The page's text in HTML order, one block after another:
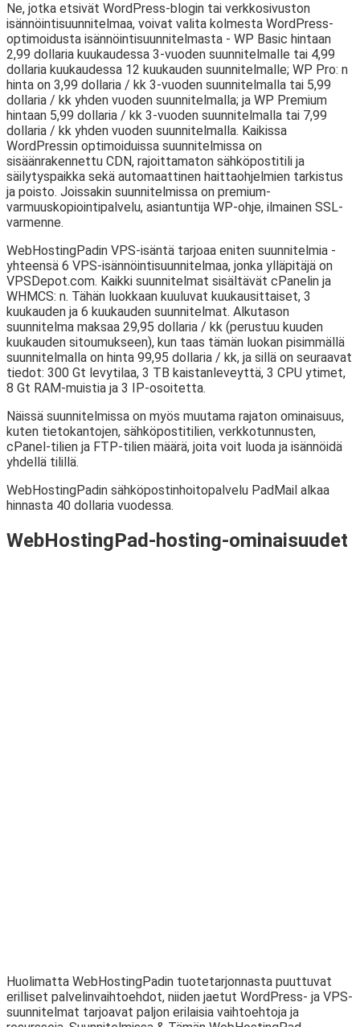
Ne, jotka etsivät WordPress-blogin tai verkkosivuston
isännöintisuunnitelmaa, voivat valita kolmesta WordPress-
optimoidusta isännöintisuunnitelmasta - WP Basic hintaan
2,99 dollaria kuukaudessa 3-vuoden suunnitelmalle tai 4,99
dollaria kuukaudessa 12 kuukauden suunnitelmalle; WP Pro: n
hinta on 3,99 dollaria / kk 3-vuoden suunnitelmalla tai 5,99
dollaria / kk yhden vuoden suunnitelmalla; ja WP Premium
hintaan 5,99 dollaria / kk 3-vuoden suunnitelmalla tai 7,99
dollaria / kk yhden vuoden suunnitelmalla. Kaikissa
WordPressin optimoiduissa suunnitelmissa on
sisäänrakennettu CDN, rajoittamaton sähköpostitili ja
säilytyspaikka sekä automaattinen haittaohjelmien tarkistus
ja poisto. Joissakin suunnitelmissa on premium-
varmuuskopiointipalvelu, asiantuntija WP-ohje, ilmainen SSL-
varmenne.
WebHostingPadin VPS-isäntä tarjoaa eniten suunnitelmia -
yhteensä 6 VPS-isännöintisuunnitelmaa, jonka ylläpitäjä on
VPSDepot.com. Kaikki suunnitelmat sisältävät cPanelin ja
WHMCS: n. Tähän luokkaan kuuluvat kuukausittaiset, 3
kuukauden ja 6 kuukauden suunnitelmat. Alkutason
suunnitelma maksaa 29,95 dollaria / kk (perustuu kuuden
kuukauden sitoumukseen), kun taas tämän luokan pisimmällä
suunnitelmalla on hinta 99,95 dollaria / kk, ja sillä on seuraavat
tiedot: 300 Gt levytilaa, 3 TB kaistanleveyttä, 3 CPU ytimet,
8 Gt RAM-muistia ja 3 IP-osoitetta.
Näissä suunnitelmissa on myös muutama rajaton ominaisuus,
kuten tietokantojen, sähköpostitilien, verkkotunnusten,
cPanel-tilien ja FTP-tilien määrä, joita voit luoda ja isännöidä
yhdellä tilillä.
WebHostingPadin sähköpostinhoitopalvelu PadMail alkaa
hinnasta 40 dollaria vuodessa.
WebHostingPad-hosting-ominaisuudet
Huolimatta WebHostingPadin tuotetarjonnasta puuttuvat
erilliset palvelinvaihtoehdot, niiden jaetut WordPress- ja VPS-
suunnitelmat tarjoavat paljon erilaisia ​​vaihtoehtoja ja